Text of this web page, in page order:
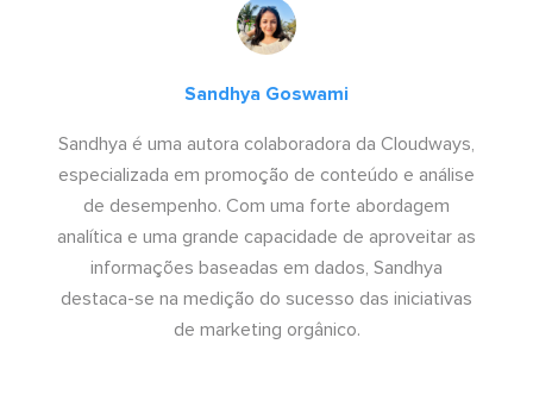
Sandhya Goswami
Sandhya é uma autora colaboradora da Cloudways,
especializada em promoção de conteúdo e análise
de desempenho. Com uma forte abordagem
analítica e uma grande capacidade de aproveitar as
informações baseadas em dados, Sandhya
destaca-se na medição do sucesso das iniciativas
de marketing orgânico.